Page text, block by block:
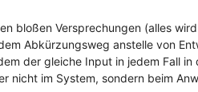
bloßen Versprechungen (alles wird
Abkürzungsweg anstelle von
der gleiche Input in jedem Fall
nicht im System, sondern beim